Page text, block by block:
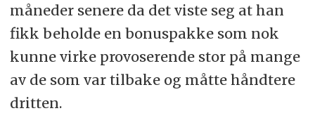
måneder senere da det viste seg at han
fikk beholde en bonuspakke som nok
kunne virke provoserende stor på mange
av de som var tilbake og måtte håndtere
dritten.